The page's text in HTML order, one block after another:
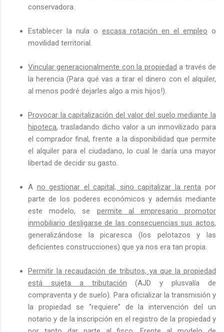
conservadora.
Establecer la nula o escasa rotación en el empleo o
movilidad territorial.
Vincular generacionalmente con la propiedad a través de
la herencia (Para qué vas a tirar el dinero con el alquiler,
al menos podré dejarles algo a mis hijos!).
Provocar la capitalización del valor del suelo mediante la
hipoteca, trasladando dicho valor a un inmovilizado para
el comprador final, frente a la disponibilidad que permite
el alquiler para el ciudadano, lo cual le daría una mayor
libertad de decidir su gasto.
A no gestionar el capital, sino capitalizar la renta por
parte de los poderes económicos y además mediante
este modelo, se permite al empresario promotor
inmobiliario desligarse de las consecuencias sus actos,
generalizándose la picaresca (los pelotazos y las
deficientes construcciones) que ya nos era tan propia.
Permitir la recaudación de tributos, ya que la propiedad
está sujeta a tributación (AJD y plusvalía de
compraventa y de suelo). Para oficializar la transmisión y
la propiedad se “requiere” de la intervención del un
notario y de la inscripción en el registro de la propiedad y